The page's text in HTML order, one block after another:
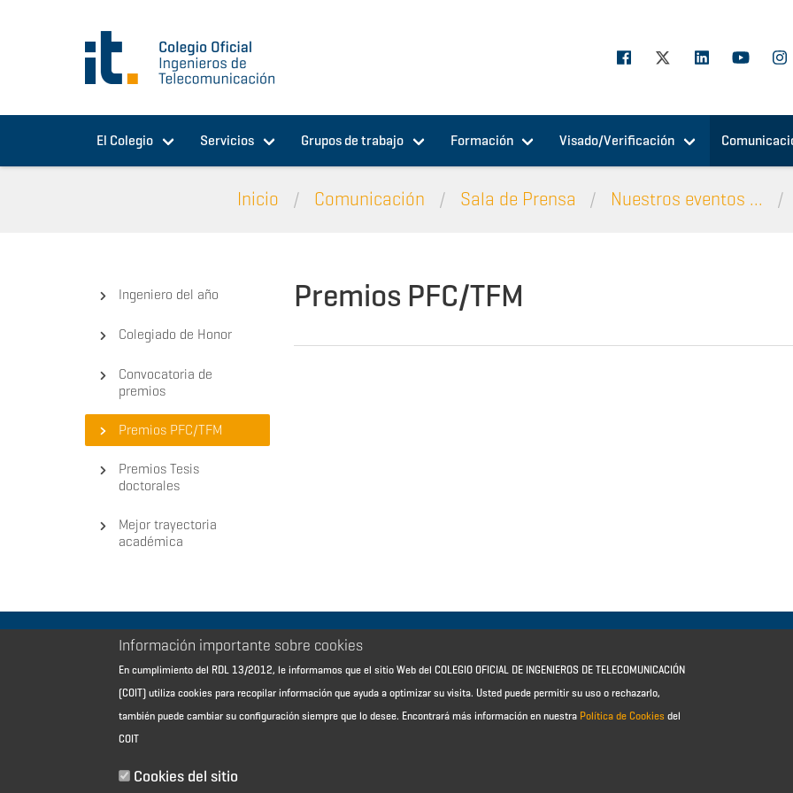
El Colegio Servicios Grupos de trabajo Formación Visado/Verificación
Inicio Comunicación Sala de Prensa Nuestros eventos ...
Ingeniero del año
Colegiado de Honor
Convocatoria de
premios
Premios PFC/TFM
Premios Tesis
doctorales
Mejor trayectoria
académica
Premios PFC/TFM
Aviso Legal - Información general
Contacto
Política de reembolso
Sitemap
Información importante sobre cookies
En cumplimiento del RDL 13/2012, le informamos que el sitio Web del COLEGIO OFICIAL DE INGENIEROS DE TELECOMUNICACIÓN
(COIT) utiliza cookies para recopilar información que ayuda a optimizar su visita. Usted puede permitir su uso o rechazarlo,
también puede cambiar su configuración siempre que lo desee. Encontrará más información en nuestra Política de Cookies del
COIT
Cookies del sitio